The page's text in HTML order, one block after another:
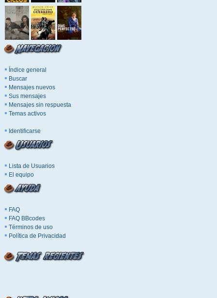
Índice general
Buscar
Mensajes nuevos
Sus mensajes
Mensajes sin respuesta
Temas activos
Identificarse
Lista de Usuarios
El equipo
FAQ
FAQ BBcodes
Términos de uso
Política de Privacidad